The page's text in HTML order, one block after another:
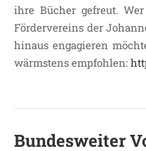
ihre Bücher gefreut.
Fördervereins der
hinaus engagieren
wärmstens empfohlen:
Bundesweiter